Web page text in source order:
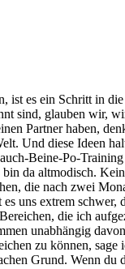
ist es ein Schritt in
sind, glauben wir,
Partner haben,
Und diese Ideen
Beine-Po-
da altmodisch.
die nach zwei
uns extrem
die ich
unabhängig
zu können,
Grund. Wenn